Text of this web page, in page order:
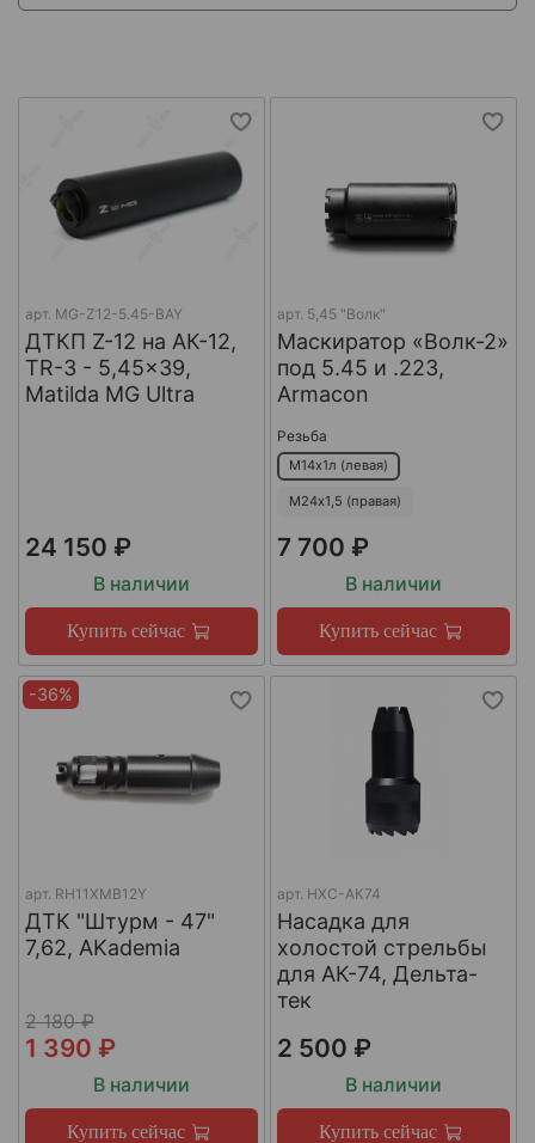
арт. MG-Z12-5.45-BAY
ДТКП Z-12 на АК-12,
TR-3 - 5,45x39,
Matilda MG Ultra
24 150 ₽
В наличии
Купить сейчас
арт. 5,45 "Волк"
Маскиратор «Волк-2»
под 5.45 и .223,
Armacon
Резьба
М14х1л (левая)
М24х1,5 (правая)
7 700 ₽
В наличии
Купить сейчас
-36%
арт. RH11XMB12Y
ДТК "Штурм - 47"
7,62, AKademia
2 180 ₽
1 390 ₽
В наличии
Купить сейчас
арт. НХС-АК74
Насадка для
холостой стрельбы
для АК-74, Дельта-
тек
2 500 ₽
В наличии
Купить сейчас